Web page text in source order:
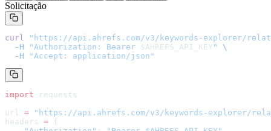
Solicitação
curl " https://api.ahrefs.com/v3/keywords-explorer/
  -H
"Authorization: Bearer $AHREFS_API_KEY "
\
  -H
"Accept: application/json"
import requests
url = " https://api.ahrefs.com/v3/keywords-explorer/
headers = {